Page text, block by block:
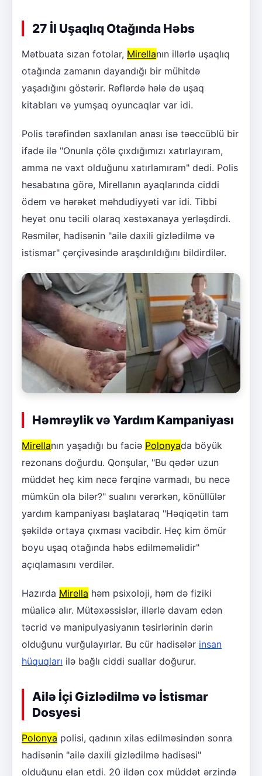
27 İl Uşaqlıq Otağında Həbs
Mətbuata sızan fotolar, Mirellanın illərlə uşaqlıq
otağında zamanın dayandığı bir mühitdə
yaşadığını göstərir. Rəflərdə hələ də uşaq
kitabları və yumşaq oyuncaqlar var idi.
Polis tərəfindən saxlanılan anası isə təəccüblü bir
ifadə ilə "Onunla çölə çıxdığımızı xatırlayıram,
amma nə vaxt olduğunu xatırlamıram" dedi. Polis
hesabatına görə, Mirellanın ayaqlarında ciddi
ödem və hərəkət məhdudiyyəti var idi. Tibbi
heyət onu təcili olaraq xəstəxanaya yerləşdirdi.
Rəsmilər, hadisənin "ailə daxili gizlədilmə və
istismar" çərçivəsində araşdırıldığını bildirdilər.
Həmrəylik və Yardım Kampaniyası
Mirellanın yaşadığı bu faciə Polonyada böyük
rezonans doğurdu. Qonşular, "Bu qədər uzun
müddət heç kim necə fərqinə varmadı, bu necə
mümkün ola bilər?" sualını verərkən, könüllülər
yardım kampaniyası başlataraq "Həqiqətin tam
şəkildə ortaya çıxması vacibdir. Heç kim ömür
boyu uşaq otağında həbs edilməməlidir"
açıqlamasını verdilər.
Hazırda Mirella həm psixoloji, həm də fiziki
müalicə alır. Mütəxəssislər, illərlə davam edən
təcrid və manipulyasiyanın təsirlərinin dərin
olduğunu vurğulayırlar. Bu cür hadisələr insan
hüquqları ilə bağlı ciddi suallar doğurur.
Ailə İçi Gizlədilmə və İstismar
Dosyesi
Polonya polisi, qadının xilas edilməsindən sonra
hadisənin "ailə daxili gizlədilmə hadisəsi"
olduğunu elan etdi. 20 ildən çox müddət ərzində